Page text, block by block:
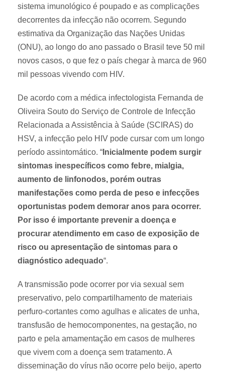
sistema imunológico é poupado e as complicações
decorrentes da infecção não ocorrem. Segundo
estimativa da Organização das Nações Unidas
(ONU), ao longo do ano passado o Brasil teve 50 mil
novos casos, o que fez o país chegar à marca de 960
mil pessoas vivendo com HIV.
De acordo com a médica infectologista Fernanda de
Oliveira Souto do Serviço de Controle de Infecção
Relacionada a Assistência à Saúde (SCIRAS) do
HSV, a infecção pelo HIV pode cursar com um longo
período assintomático. “ Inicialmente podem surgir
sintomas inespecíficos como febre, mialgia,
aumento de linfonodos, porém outras
manifestações como perda de peso e infecções
oportunistas podem demorar anos para ocorrer.
Por isso é importante prevenir a doença e
procurar atendimento em caso de exposição de
risco ou apresentação de sintomas para o
diagnóstico adequado“.
A transmissão pode ocorrer por via sexual sem
preservativo, pelo compartilhamento de materiais
perfuro-cortantes como agulhas e alicates de unha,
transfusão de hemocomponentes, na gestação, no
parto e pela amamentação em casos de mulheres
que vivem com a doença sem tratamento. A
disseminação do vírus não ocorre pelo beijo, aperto